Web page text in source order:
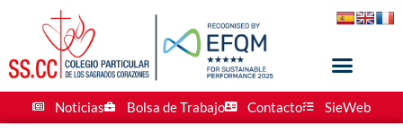
Noticias Bolsa de Trabajo Contacto SieWeb